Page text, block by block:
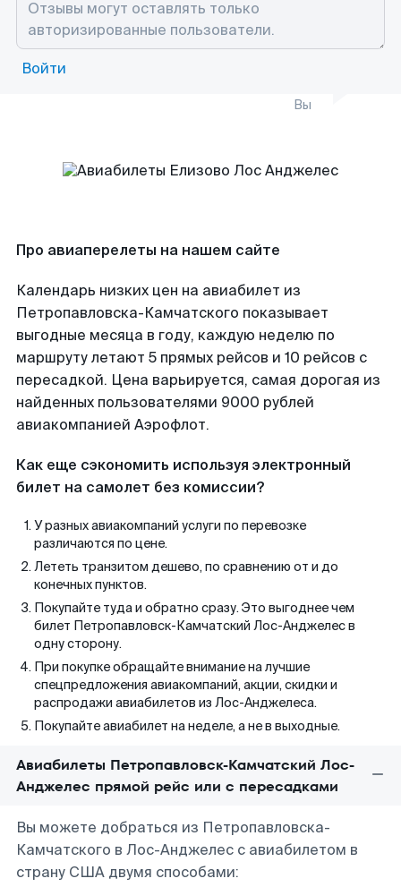
Войти
Вы
Про авиаперелеты на нашем сайте
Календарь низких цен на авиабилет из
Петропавловска-Камчатского показывает
выгодные месяца в году, каждую неделю по
маршруту летают 5 прямых рейсов и 10 рейсов с
пересадкой. Цена варьируется, самая дорогая из
найденных пользователями 9000 рублей
авиакомпанией Аэрофлот.
Как еще сэкономить используя электронный
билет на самолет без комиссии?
У разных авиакомпаний услуги по перевозке
различаются по цене.
Лететь транзитом дешево, по сравнению от и до
конечных пунктов.
Покупайте туда и обратно сразу. Это выгоднее чем
билет Петропавловск-Камчатский Лос-Анджелес в
одну сторону.
При покупке обращайте внимание на лучшие
спецпредложения авиакомпаний, акции, скидки и
распродажи авиабилетов из Лос-Анджелеса.
Покупайте авиабилет на неделе, а не в выходные.
Авиабилеты Петропавловск-Камчатский Лос-
Анджелес прямой рейс или с пересадками
Вы можете добраться из Петропавловска-
Камчатского в Лос-Анджелес с авиабилетом в
страну США двумя способами: